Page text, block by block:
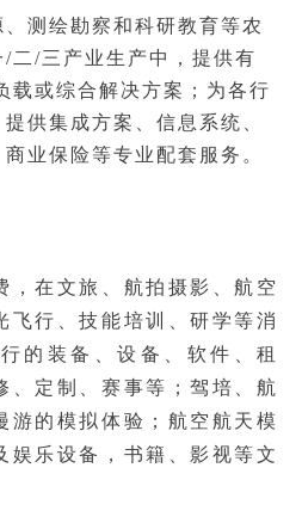
测绘勘察和科研教育等农
二/三产业生产中，提供有
载或综合解决方案； 为各行
供集成方案、信息系统、
业保险等专业配套服务。
，在文旅、航拍摄影、航空
飞行、技能培训、研学等消
的装备、设备、软件、租
、定制、赛事等；驾培、航
游的模拟体验；航空航天模
娱乐设备，书籍、影视等文